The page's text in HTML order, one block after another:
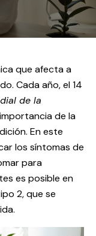
que afecta a
Cada año, el 14
de la
de la
En este
los síntomas de
para
es posible en
2, que se